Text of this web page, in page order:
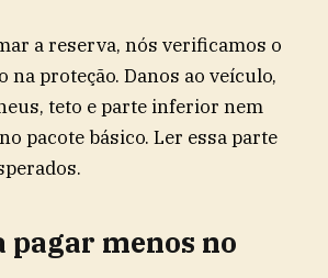
a reserva, nós verificamos o
na proteção. Danos ao veículo,
teto e parte inferior nem
pacote básico. Ler essa parte
pagar menos no